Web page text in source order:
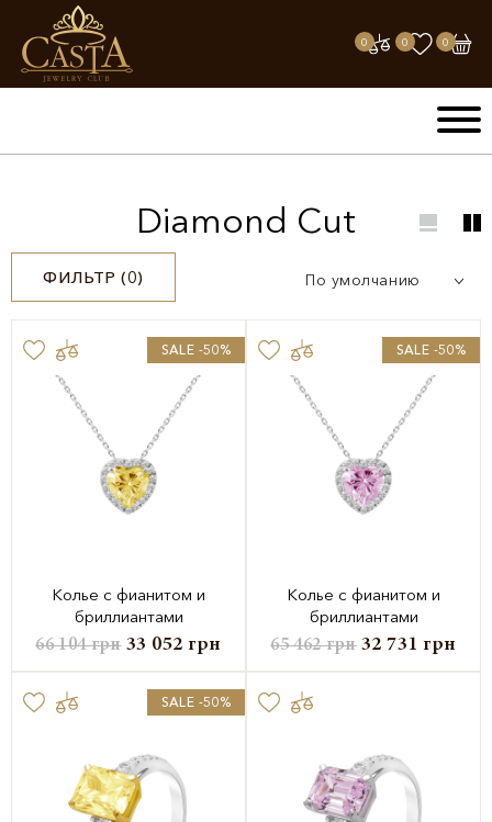
0 0 0
Diamond Cut
ФИЛЬТР (0) По умолчанию
SALE -50%
Колье с фианитом и
бриллиантами
66 104грн 33 052 грн
SALE -50%
Колье с фианитом и
бриллиантами
65 462грн 32 731 грн
SALE -50%